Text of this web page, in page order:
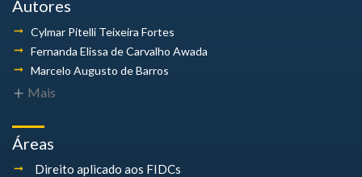
Autores
Cylmar Pitelli Teixeira Fortes
Fernanda Elissa de Carvalho Awada
Marcelo Augusto de Barros
Mais
Áreas
Direito aplicado aos FIDCs